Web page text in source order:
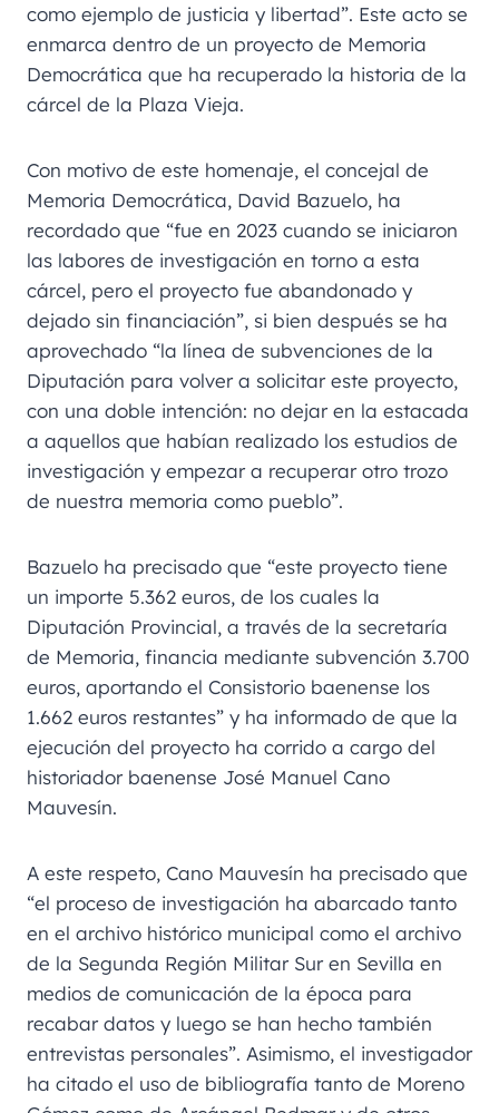
como ejemplo de justicia y libertad”. Este acto se
enmarca dentro de un proyecto de Memoria
Democrática que ha recuperado la historia de la
cárcel de la Plaza Vieja.
Con motivo de este homenaje, el concejal de
Memoria Democrática, David Bazuelo, ha
recordado que “fue en 2023 cuando se iniciaron
las labores de investigación en torno a esta
cárcel, pero el proyecto fue abandonado y
dejado sin financiación”, si bien después se ha
aprovechado “la línea de subvenciones de la
Diputación para volver a solicitar este proyecto,
con una doble intención: no dejar en la estacada
a aquellos que habían realizado los estudios de
investigación y empezar a recuperar otro trozo
de nuestra memoria como pueblo”.
Bazuelo ha precisado que “este proyecto tiene
un importe 5.362 euros, de los cuales la
Diputación Provincial, a través de la secretaría
de Memoria, financia mediante subvención 3.700
euros, aportando el Consistorio baenense los
1.662 euros restantes” y ha informado de que la
ejecución del proyecto ha corrido a cargo del
historiador baenense José Manuel Cano
Mauvesín.
A este respeto, Cano Mauvesín ha precisado que
“el proceso de investigación ha abarcado tanto
en el archivo histórico municipal como el archivo
de la Segunda Región Militar Sur en Sevilla en
medios de comunicación de la época para
recabar datos y luego se han hecho también
entrevistas personales”. Asimismo, el investigador
ha citado el uso de bibliografía tanto de Moreno